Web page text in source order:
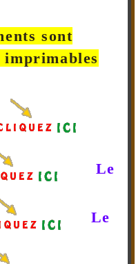
sont
imprimables
Le
Le